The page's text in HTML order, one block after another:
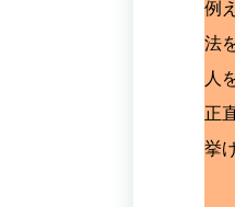
例
法
人
正
挙